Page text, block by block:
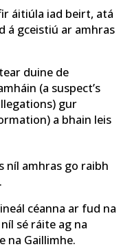
áitiúla iad beirt, atá
á gceistiú ar amhras
duine de
(a suspect’s
gur
a bhain leis
níl amhras go raibh
céanna ar fud na
sé ráite ag na
na Gaillimhe.